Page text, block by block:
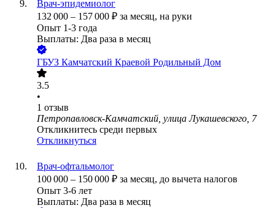
Врач-эпидемиолог
132 000 – 157 000 ₽ за месяц, на руки
Опыт 1-3 года
Выплаты: Два раза в месяц
ГБУЗ Камчатский Краевой Родильный Дом
3.5
•
1 отзыв
Петропавловск-Камчатский, улица Лукашевского, 7
Откликнитесь среди первых
Откликнуться
Врач-офтальмолог
100 000 – 150 000 ₽ за месяц, до вычета налогов
Опыт 3-6 лет
Выплаты: Два раза в месяц